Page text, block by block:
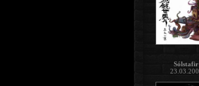
Sólstafir